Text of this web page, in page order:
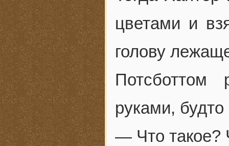
цветами и
голову
Потсботтом
руками,
— Что такое?